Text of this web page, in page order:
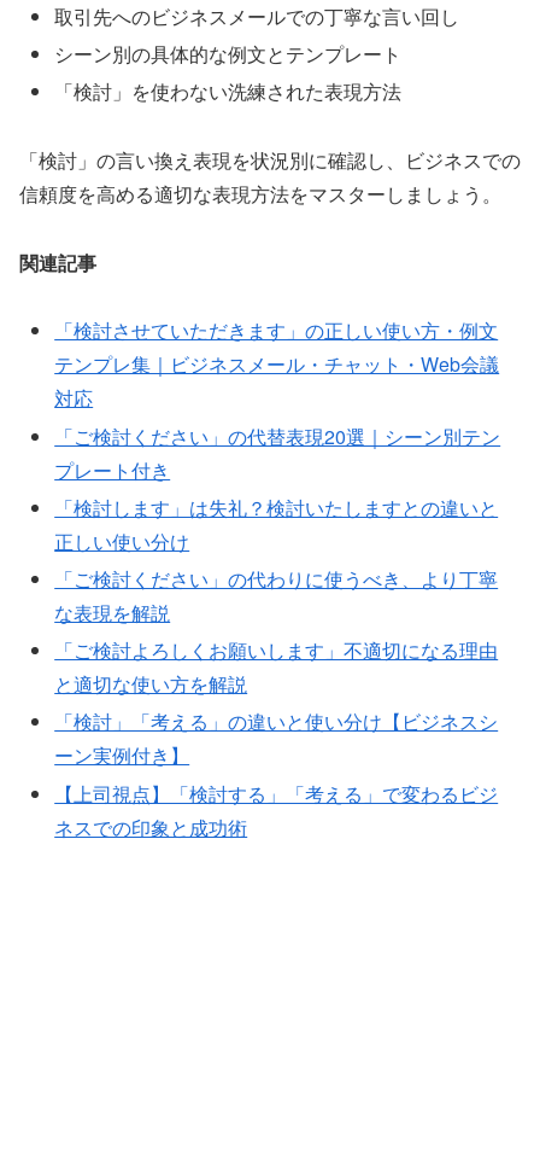
取引先へのビジネスメールでの丁寧な言い回し
シーン別の具体的な例文とテンプレート
「検討」を使わない洗練された表現方法
「検討」の言い換え表現を状況別に確認し、ビジネスでの
信頼度を高める適切な表現方法をマスターしましょう。
関連記事
「検討させていただきます」の正しい使い方・例文
テンプレ集｜ビジネスメール・チャット・Web会議
対応
「ご検討ください」の代替表現20選｜シーン別テン
プレート付き
「検討します」は失礼？検討いたしますとの違いと
正しい使い分け
「ご検討ください」の代わりに使うべき、より丁寧
な表現を解説
「ご検討よろしくお願いします」不適切になる理由
と適切な使い方を解説
「検討」「考える」の違いと使い分け【ビジネスシ
ーン実例付き】
【上司視点】「検討する」「考える」で変わるビジ
ネスでの印象と成功術